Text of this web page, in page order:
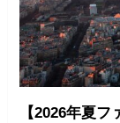
【2026年夏